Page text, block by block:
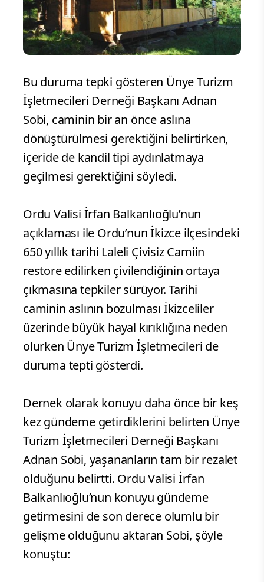
Bu duruma tepki gösteren Ünye Turizm
İşletmecileri Derneği Başkanı Adnan
Sobi, caminin bir an önce aslına
dönüştürülmesi gerektiğini belirtirken,
içeride de kandil tipi aydınlatmaya
geçilmesi gerektiğini söyledi.
Ordu Valisi İrfan Balkanlıoğlu’nun
açıklaması ile Ordu’nun İkizce ilçesindeki
650 yıllık tarihi Laleli Çivisiz Camiin
restore edilirken çivilendiğinin ortaya
çıkmasına tepkiler sürüyor. Tarihi
caminin aslının bozulması İkizceliler
üzerinde büyük hayal kırıklığına neden
olurken Ünye Turizm İşletmecileri de
duruma tepti gösterdi.
Dernek olarak konuyu daha önce bir keş
kez gündeme getirdiklerini belirten Ünye
Turizm İşletmecileri Derneği Başkanı
Adnan Sobi, yaşananların tam bir rezalet
olduğunu belirtti. Ordu Valisi İrfan
Balkanlıoğlu’nun konuyu gündeme
getirmesini de son derece olumlu bir
gelişme olduğunu aktaran Sobi, şöyle
konuştu: